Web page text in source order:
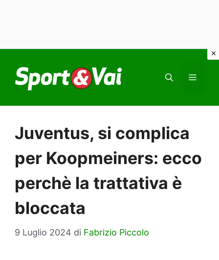
contenuto
Juventus, si complica
per Koopmeiners: ecco
perchè la trattativa è
bloccata
9 Luglio 2024 di Fabrizio Piccolo